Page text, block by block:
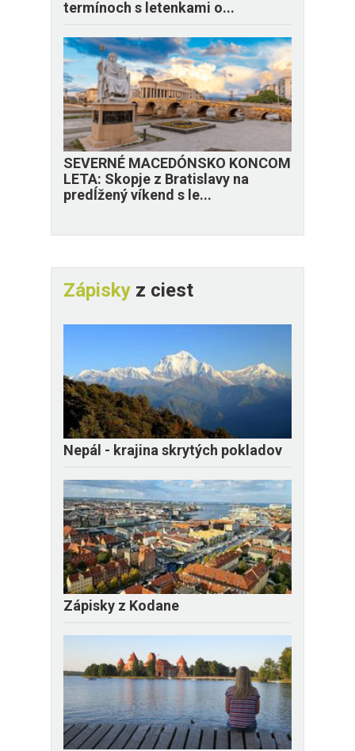
termínoch s letenkami o...
SEVERNÉ MACEDÓNSKO KONCOM
LETA: Skopje z Bratislavy na
predĺžený víkend s le...
Zápisky z ciest
Nepál - krajina skrytých pokladov
Zápisky z Kodane